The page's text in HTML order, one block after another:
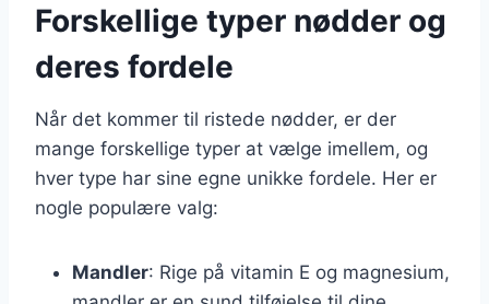
Forskellige typer nødder og
deres fordele
Når det kommer til ristede nødder, er der
mange forskellige typer at vælge imellem, og
hver type har sine egne unikke fordele. Her er
nogle populære valg:
Mandler: Rige på vitamin E og magnesium,